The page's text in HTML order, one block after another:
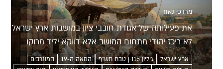
מרדכי נאור
את פעילותה של אגודת חובבי ציון במושבות ארץ ישראל
לא ריכז יהודי מתחום המושב אלא דווקא יליד מרוקו
שגדל ביפו. איך הגיע אברהם מויאל להיות המוציא
ארץ ישראל גיליון 115 | טבת תש”ף המאה ה-19
המוגרבים